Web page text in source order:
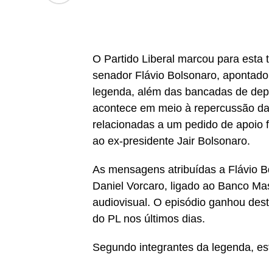
O Partido Liberal marcou para
senador Flávio Bolsonaro,
legenda, além das bancadas de
acontece em meio à repercussão
relacionadas a um pedido de
ao ex-presidente Jair Bolsonaro.
As mensagens atribuídas a Flávio
Daniel Vorcaro, ligado ao Banco
audiovisual. O episódio ganhou
do PL nos últimos dias.
Segundo integrantes da legenda,